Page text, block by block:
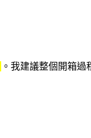
。我建議整個開箱